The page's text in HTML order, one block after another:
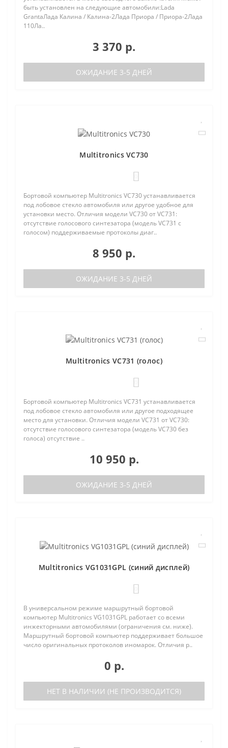
быть установлен на следующие автомобили:Lada
GrantaЛада Калина / Калина-2Лада Приора / Приора-2Лада
110Ла..
3 370 р.
ОЖИДАНИЕ 3-5 ДНЕЙ
Multitronics VC730
Бортовой компьютер Multitronics VC730 устанавливается
под лобовое стекло автомобиля или другое удобное для
установки место. Отличия модели VC730 от VC731:
отсутствие голосового синтезатора (модель VC731 с
голосом) поддерживаемые протоколы диаг..
8 950 р.
ОЖИДАНИЕ 3-5 ДНЕЙ
Multitronics VC731 (голос)
Бортовой компьютер Multitronics VC731 устанавливается
под лобовое стекло автомобиля или другое подходящее
место для установки. Отличия модели VC731 от VC730:
отсутствие голосового синтезатора (модель VC730 без
голоса) отсутствие ..
10 950 р.
ОЖИДАНИЕ 3-5 ДНЕЙ
Multitronics VG1031GPL (синий дисплей)
В универсальном режиме маршрутный бортовой
компьютер Multitronics VG1031GPL работает со всеми
инжекторными автомобилями (ограничения см. ниже).
Маршрутный бортовой компьютер поддерживает большое
число оригинальных протоколов иномарок. Отличия р..
0 р.
НЕТ В НАЛИЧИИ (НЕ ПРОИЗВОДИТСЯ)